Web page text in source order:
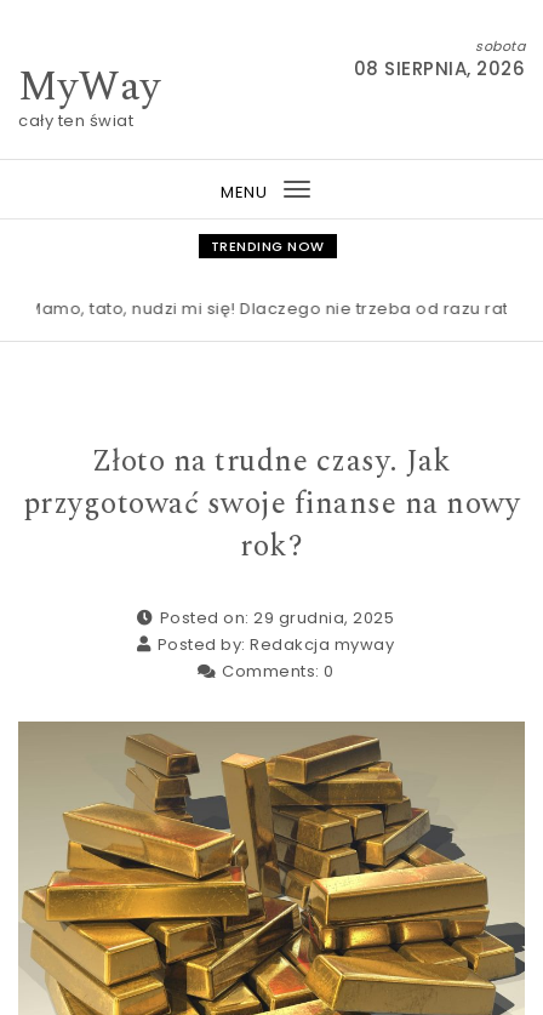
MyWay
cały ten świat
sobota
08 SIERPNIA, 2026
MENU
Toggle
navigation
TRENDING NOW
tato, nudzi mi się! Dlaczego nie trzeba od razu ratować
Złoto na trudne czasy. Jak
przygotować swoje finanse na nowy
rok?
Posted on: 29 grudnia, 2025
Posted by: Redakcja myway
Comments: 0